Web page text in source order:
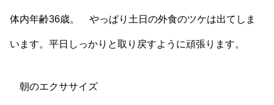
体内年齢36歳。 やっぱり土日の外食のツケは出てしま
います。平日しっかりと取り戻すように頑張ります。
朝のエクササイズ